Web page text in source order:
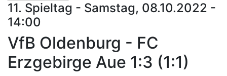
11. Spieltag - Samstag, 08.10.2022 -
14:00
VfB Oldenburg - FC
Erzgebirge Aue 1:3 (1:1)